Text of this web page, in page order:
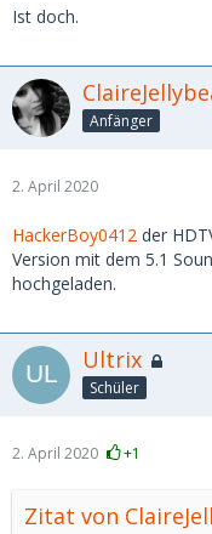
Ist doch.
Anfänger
2. April 2020
HackerBoy0412 der
Version mit dem 5.1
hochgeladen.
Ultrix
Schüler
2. April 2020 +1
Zitat von